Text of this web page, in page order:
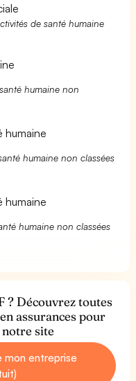
de santé humaine
humaine non
humaine
humaine non classées
humaine
humaine non classées
? Découvrez toutes
assurances pour
site
mon entreprise